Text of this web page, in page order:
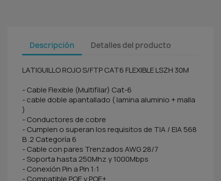
Descripción Detalles del producto
LATIGUILLO ROJO S/FTP CAT6 FLEXIBLE LSZH 30M
- Cable Flexible (Multifilar) Cat-6
- cable doble apantallado ( lamina aluminio + malla
)
- Conductores de cobre
- Cumplen o superan los requisitos de TIA / EIA 568
B .2 Categoría 6
- Cable con pares Trenzados AWG 28/7
- Soporta hasta 250Mhz y 1000Mbps
- Conexión Pin a Pin 1:1
- Compatible POE y POE+